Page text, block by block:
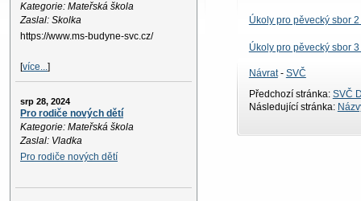
Kategorie: Mateřská škola
Zaslal: Skolka
https://www.ms-budyne-svc.cz/
[více...]
srp 28, 2024
Pro rodiče nových dětí
Kategorie: Mateřská škola
Zaslal: Vladka
Pro rodiče nových dětí
Úkoly pro pěvecký sbor
Úkoly pro pěvecký sbor
Návrat- SVČ
Předchozí stránka: SVČ
Následující stránka: